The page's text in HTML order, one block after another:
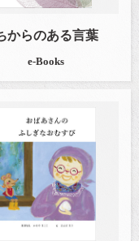
からのある言葉
e-Books